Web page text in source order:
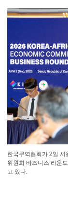
한국무역협회가 2일 서
위원회 비즈니스 라운
고 있다.